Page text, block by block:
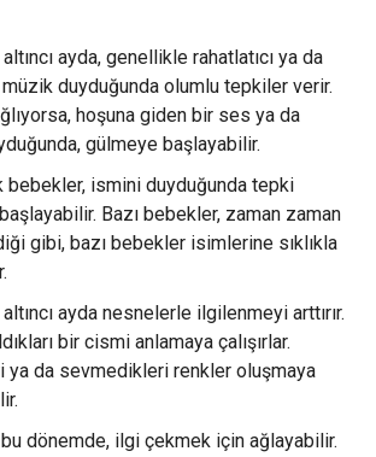
ayda, genellikle rahatlatıcı ya da
duyduğunda olumlu tepkiler verir.
hoşuna giden bir ses ya da
gülmeye başlayabilir.
bebekler, ismini duyduğunda tepki
Bazı bebekler, zaman zaman
gibi, bazı bebekler isimlerine sıklıkla
ayda nesnelerle ilgilenmeyi arttırır.
bir cismi anlamaya çalışırlar.
ya da sevmedikleri renkler oluşmaya
dönemde, ilgi çekmek için ağlayabilir.